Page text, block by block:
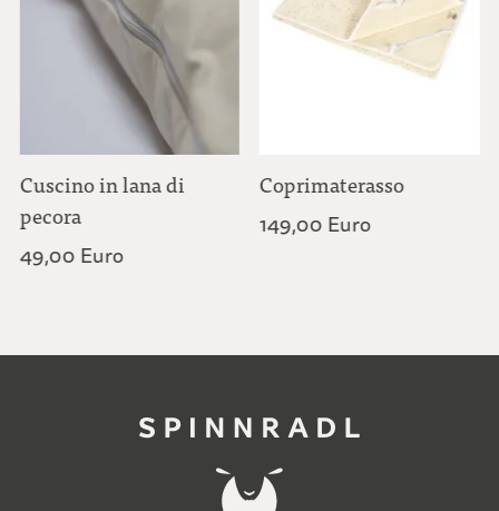
Cuscino in lana di
pecora
49,00 Euro
Coprimaterasso
149,00 Euro